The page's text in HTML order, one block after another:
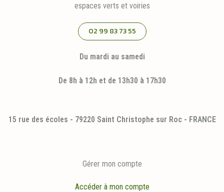
espaces verts et voiries
02 99 83 73 55
Du mardi au samedi
De 8h à 12h et de 13h30 à 17h30
15 rue des écoles - 79220 Saint Christophe sur Roc - FRANCE
Gérer mon compte
Accéder à mon compte